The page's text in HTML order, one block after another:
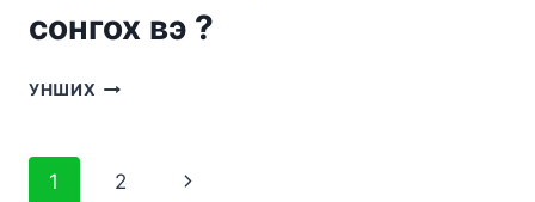
сонгох вэ ?
УНШИХ ШҮДНИЙ
СОНГОХ
Page
1 2
Next